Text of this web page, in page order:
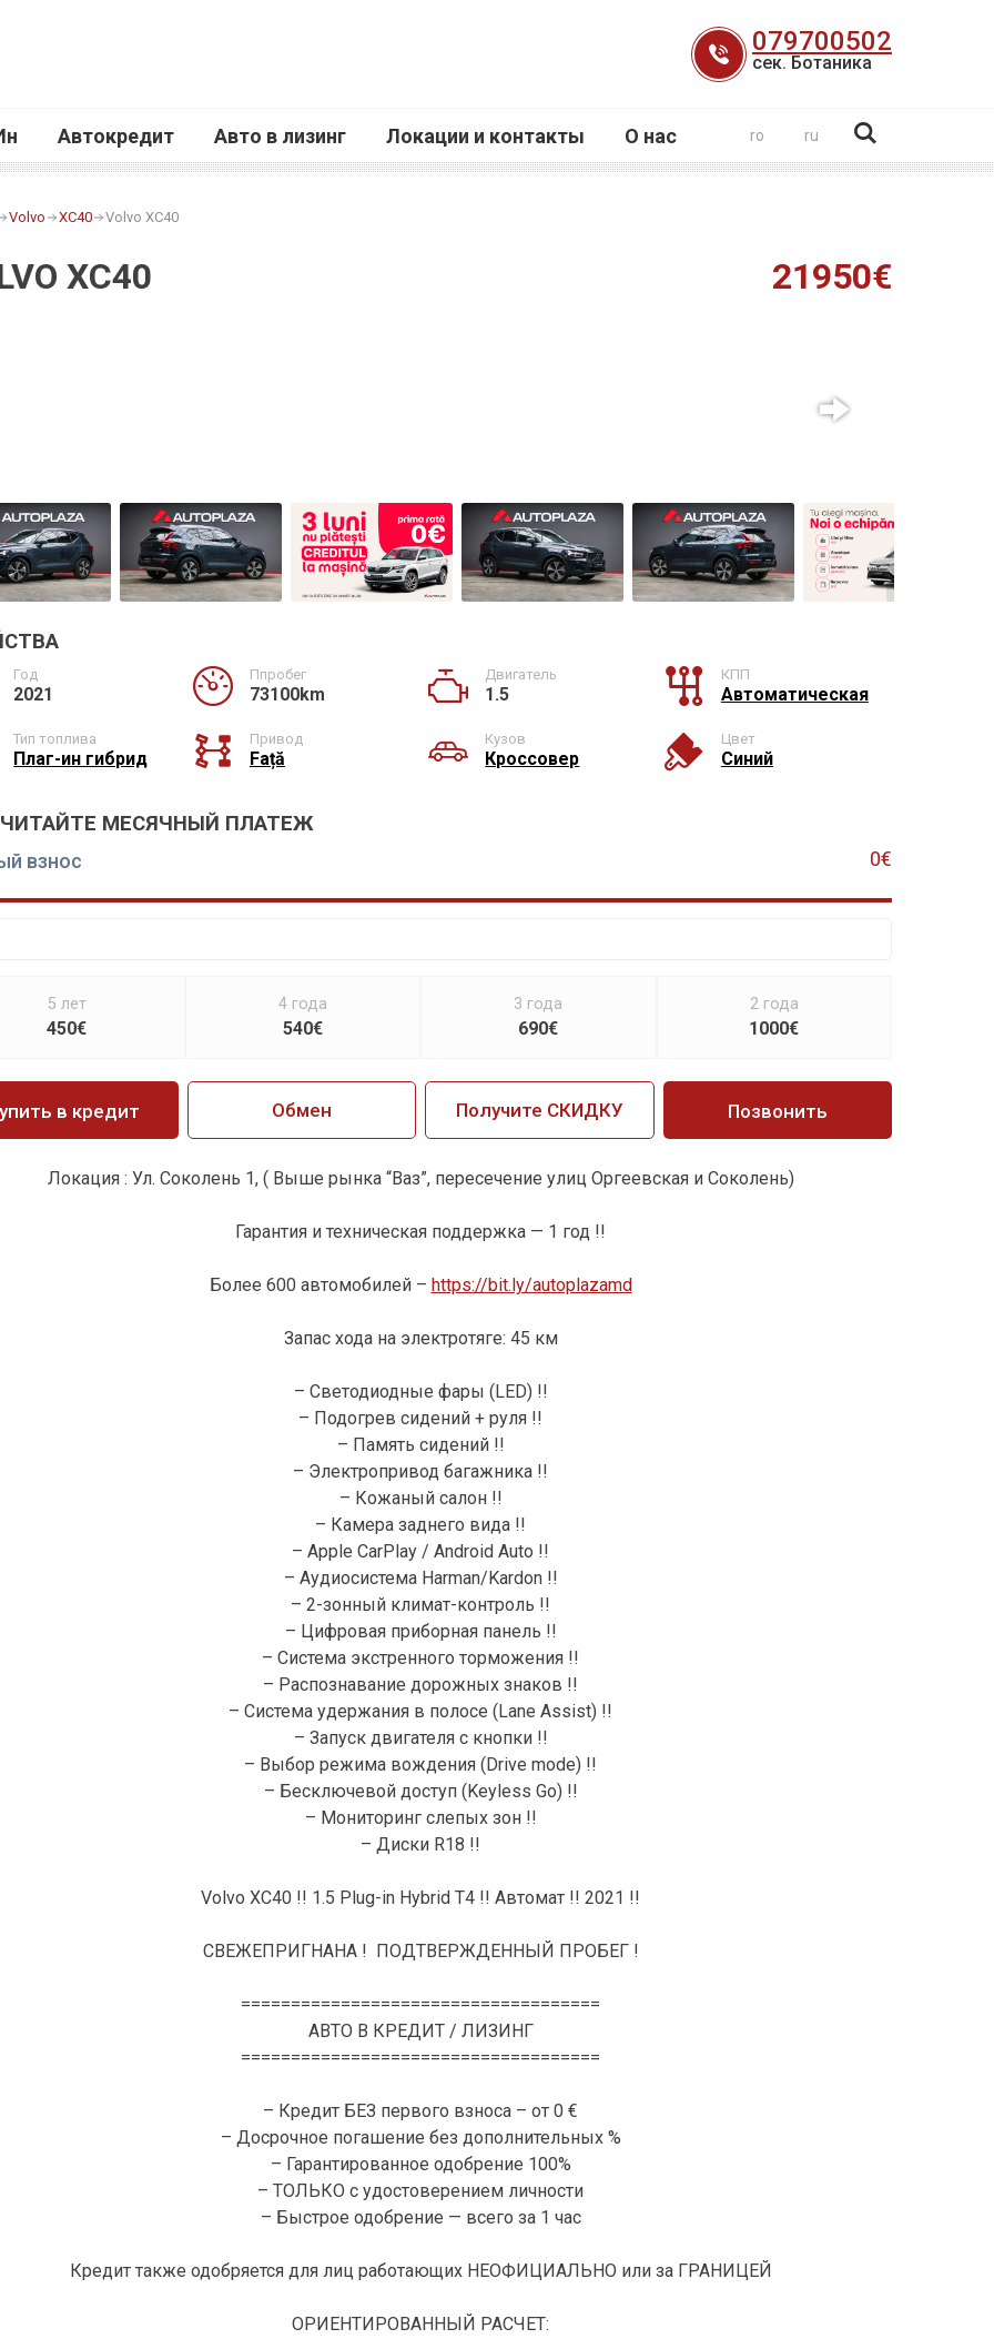
079700502
сек. Ботаника
Автокредит Авто в лизинг Локации и контакты О нас ro ru
Volvo XC40 Volvo XC40
XC40 21950€
Год
2021
Ппробег
73100km
Двигатель
1.5
КПП
Автоматическая
Тип топлива
Плаг-ин гибрид
Привод
Față
Кузов
Кроссовер
Цвет
Синий
МЕСЯЧНЫЙ ПЛАТЕЖ
взнос 0€
5 лет
450€
4 года
540€
3 года
690€
2 года
1000€
в кредит Обмен Получите СКИДКУ Позвонить
Локация : Ул. Соколень 1, ( Выше рынка “Ваз”, пересечение улиц Оргеевская и Соколень)
Гарантия и техническая поддержка — 1 год !!
Более 600 автомобилей – https://bit.ly/autoplazamd
Запас хода на электротяге: 45 км
– Светодиодные фары (LED) !!
– Подогрев сидений + руля !!
– Память сидений !!
– Электропривод багажника !!
– Кожаный салон !!
– Камера заднего вида !!
– Apple CarPlay / Android Auto !!
– Аудиосистема Harman/Kardon !!
– 2-зонный климат-контроль !!
– Цифровая приборная панель !!
– Система экстренного торможения !!
– Распознавание дорожных знаков !!
– Система удержания в полосе (Lane Assist) !!
– Запуск двигателя с кнопки !!
– Выбор режима вождения (Drive mode) !!
– Бесключевой доступ (Keyless Go) !!
– Мониторинг слепых зон !!
– Диски R18 !!
Volvo XC40 !! 1.5 Plug-in Hybrid T4 !! Автомат !! 2021 !!
СВЕЖЕПРИГНАНА ! ПОДТВЕРЖДЕННЫЙ ПРОБЕГ !
====================================
АВТО В КРЕДИТ / ЛИЗИНГ
====================================
– Кредит БЕЗ первого взноса – от 0 €
– Досрочное погашение без дополнительных %
– Гарантированное одобрение 100%
– ТОЛЬКО с удостоверением личности
– Быстрое одобрение — всего за 1 час
Кредит также одобряется для лиц работающих НЕОФИЦИАЛЬНО или за ГРАНИЦЕЙ
ОРИЕНТИРОВАННЫЙ РАСЧЕТ: